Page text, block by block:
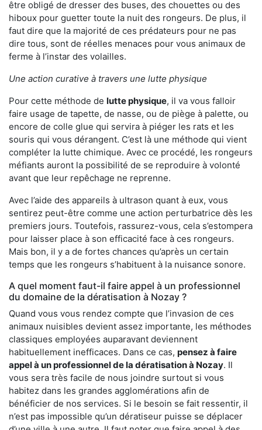
être obligé de dresser des buses, des chouettes ou des
hiboux pour guetter toute la nuit des rongeurs. De plus, il
faut dire que la majorité de ces prédateurs pour ne pas
dire tous, sont de réelles menaces pour vous animaux de
ferme à l’instar des volailles.
Une action curative à travers une lutte physique
Pour cette méthode de lutte physique, il va vous falloir
faire usage de tapette, de nasse, ou de piège à palette, ou
encore de colle glue qui servira à piéger les rats et les
souris qui vous dérangent. C’est là une méthode qui vient
compléter la lutte chimique. Avec ce procédé, les rongeurs
méfiants auront la possibilité de se reproduire à volonté
avant que leur repêchage ne reprenne.
Avec l’aide des appareils à ultrason quant à eux, vous
sentirez peut-être comme une action perturbatrice dès les
premiers jours. Toutefois, rassurez-vous, cela s’estompera
pour laisser place à son efficacité face à ces rongeurs.
Mais bon, il y a de fortes chances qu’après un certain
temps que les rongeurs s’habituent à la nuisance sonore.
A quel moment faut-il faire appel à un professionnel
du domaine de la dératisation à Nozay ?
Quand vous vous rendez compte que l’invasion de ces
animaux nuisibles devient assez importante, les méthodes
classiques employées auparavant deviennent
habituellement inefficaces. Dans ce cas, pensez à faire
appel à un professionnel de la dératisation à Nozay. Il
vous sera très facile de nous joindre surtout si vous
habitez dans les grandes agglomérations afin de
bénéficier de nos services. Si le besoin se fait ressentir, il
n’est pas impossible qu’un dératiseur puisse se déplacer